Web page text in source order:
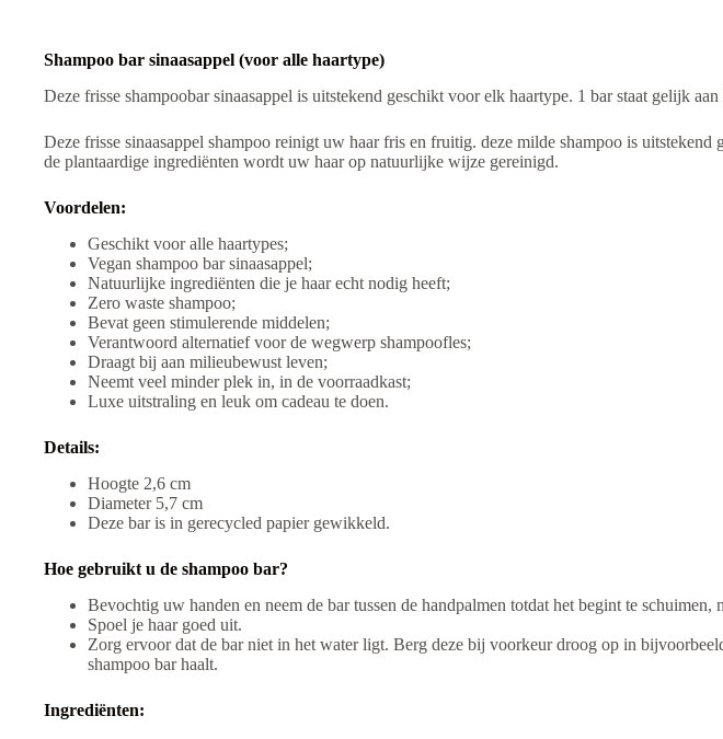
Shampoo bar sinaasappel (voor alle haartype)
Deze frisse shampoobar sinaasappel is uitstekend geschikt voor elk haartype. 1 bar staat gelijk
Deze frisse sinaasappel shampoo reinigt uw haar fris en fruitig. deze milde shampoo is
de plantaardige ingrediënten wordt uw haar op natuurlijke wijze gereinigd.
Voordelen:
Geschikt voor alle haartypes;
Vegan shampoo bar sinaasappel;
Natuurlijke ingrediënten die je haar echt nodig heeft;
Zero waste shampoo;
Bevat geen stimulerende middelen;
Verantwoord alternatief voor de wegwerp shampoofles;
Draagt bij aan milieubewust leven;
Neemt veel minder plek in, in de voorraadkast;
Luxe uitstraling en leuk om cadeau te doen.
Details:
Hoogte 2,6 cm
Diameter 5,7 cm
Deze bar is in gerecycled papier gewikkeld.
Hoe gebruikt u de shampoo bar?
Bevochtig uw handen en neem de bar tussen de handpalmen totdat het begint te schuimen,
Spoel je haar goed uit.
Zorg ervoor dat de bar niet in het water ligt. Berg deze bij voorkeur droog op in
shampoo bar haalt.
Ingrediënten: